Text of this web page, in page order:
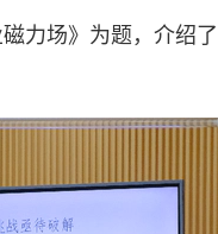
力场》为题，介绍